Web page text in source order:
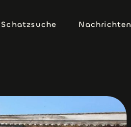
Schatzsuche
Nachrichten